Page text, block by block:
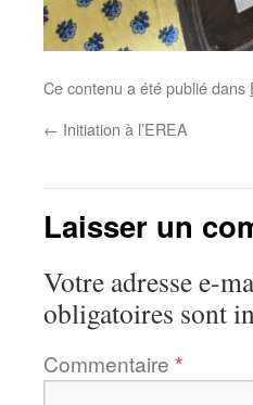
Ce contenu a été publié dans
← Initiation à l’EREA
Laisser un
Votre adresse e-
obligatoires sont
Commentaire *